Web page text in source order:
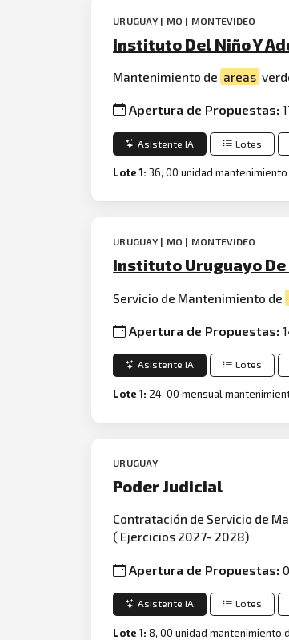
URUGUAY | MO | MONTEVIDEO
Instituto Del Niño Y
Mantenimiento de areas
Apertura de Propuestas:
Asistente IA Lotes
Lote 1:36, 00 unidad
URUGUAY | MO | MONTEVIDEO
Instituto Uruguayo
Servicio de Mantenimiento de
Apertura de Propuestas:
Asistente IA Lotes
Lote 1: 24, 00 mensual
URUGUAY
Poder Judicial
Contratación de Servicio de
( Ejercicios 2027- 2028)
Apertura de Propuestas:
Asistente IA Lotes
Lote 1:8, 00 unidad mantenimiento